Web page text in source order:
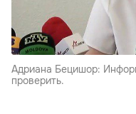
Адриана Бецишор:
проверить.